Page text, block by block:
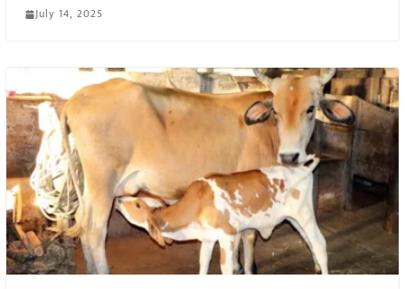
July 14, 2025